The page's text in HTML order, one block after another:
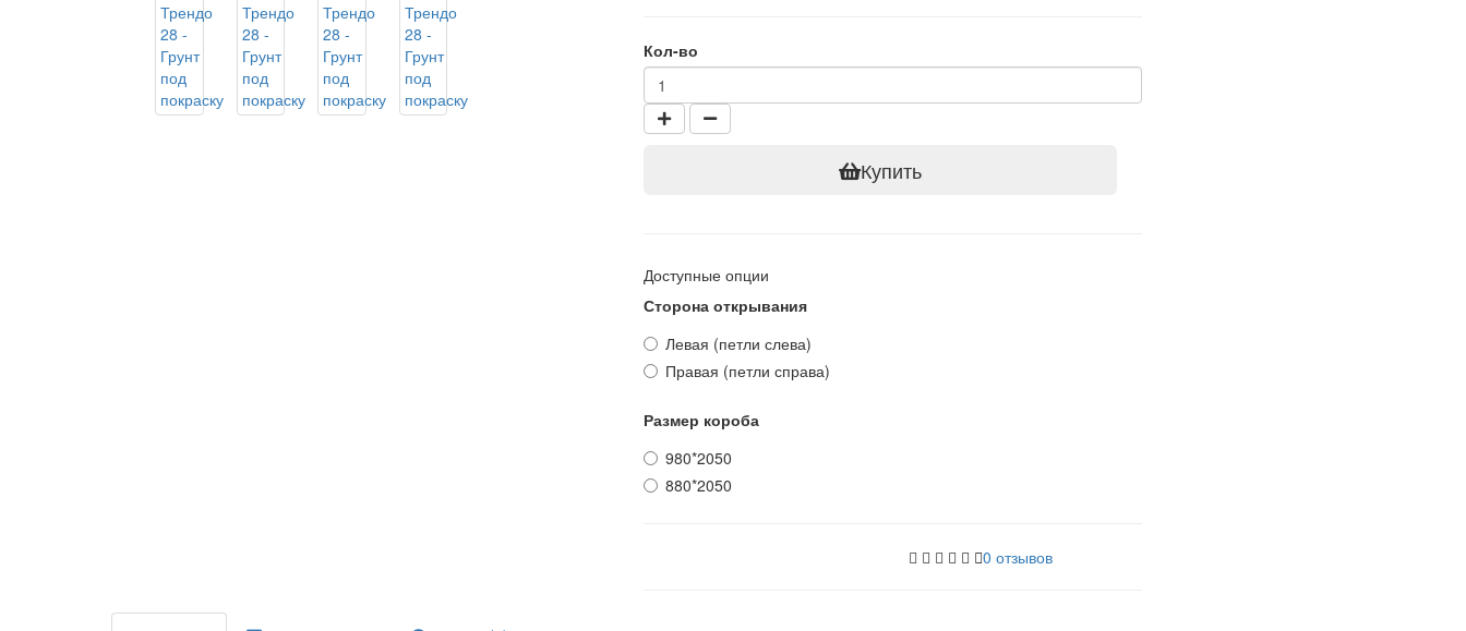
Кол-во
Купить
Доступные опции
Сторона открывания
Левая (петли слева)
Правая (петли справа)
Размер короба
980*2050
880*2050
0 отзывов